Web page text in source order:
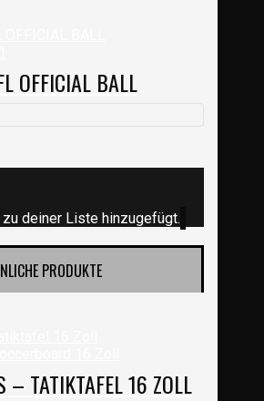
OFFICIAL BALL
deiner Liste hinzugefügt.
PRODUKTE
– TATIKTAFEL 16 ZOLL